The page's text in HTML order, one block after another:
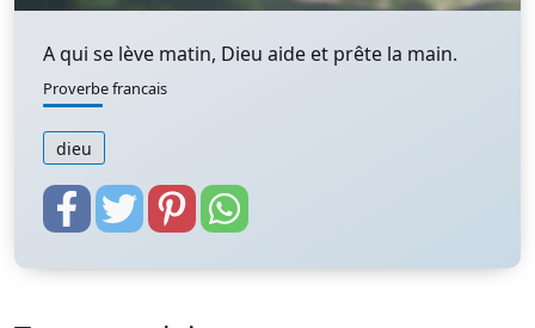
A qui se lève matin, Dieu aide et prête la main.
Proverbe francais
dieu